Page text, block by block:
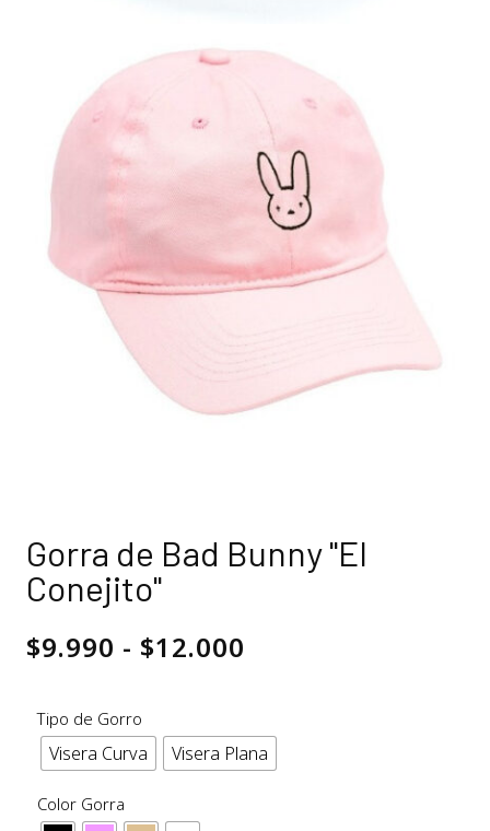
Gorra de Bad Bunny "El
Conejito"
$9.990 - $12.000
Tipo de Gorro
Visera Curva Visera Plana
Color Gorra